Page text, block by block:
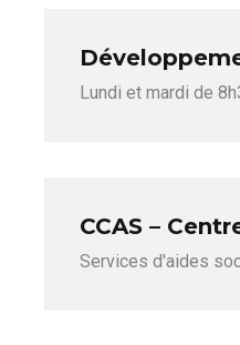
Lundi et mardi de
CCAS –
Services d'aides